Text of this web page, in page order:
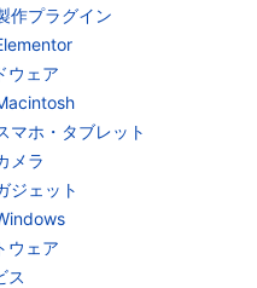
作プラグイン
ウェア
マホ・タブレット
メラ
ジェット
ウェア
ス